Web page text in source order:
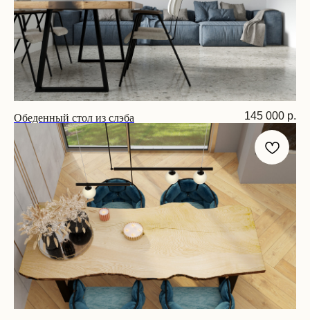
Обеденный стол из слэба
Размер: 230х90х75 см
145 000 р.